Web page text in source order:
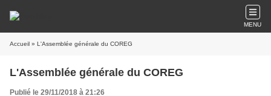
MENU
Accueil » L'Assemblée générale du COREG
L'Assemblée générale du COREG
Publié le 29/11/2018 à 21:26